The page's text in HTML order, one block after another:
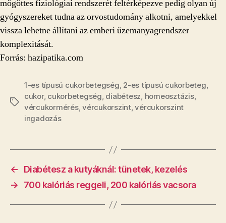
mögöttes fiziológiai rendszerét feltérképezve pedig olyan új
gyógyszereket tudna az orvostudomány alkotni, amelyekkel
vissza lehetne állítani az emberi üzemanyagrendszer
komplexitását.
Forrás: hazipatika.com
Címkék
1-es típusú cukorbetegség, 2-es típusú cukorbeteg,
cukor, cukorbetegség, diabétesz, homeosztázis,
vércukormérés,vércukorszint,vércukorszint
ingadozás
←
Diabétesz a kutyáknál: tünetek, kezelés
→
700 kalóriás reggeli, 200 kalóriás vacsora